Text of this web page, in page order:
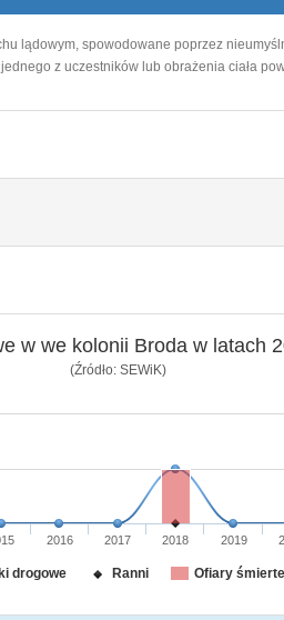
lądowym, spowodowane poprzez
z uczestników lub obrażenia ciała
w we kolonii Broda w latach
(Źródło: SEWiK)
2016 2017 2018 2019
drogowe Ranni Ofiary